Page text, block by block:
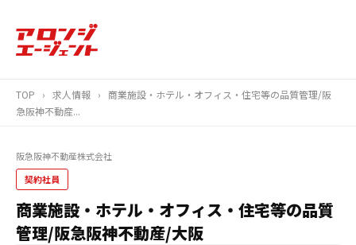
TOP › 求人情報 ›
商業施設・ホテル・オフィス・住宅等の品質管理/阪
急阪神不動産...
阪急阪神不動産株式会社
契約社員
商業施設・ホテル・オフィス・住宅等の品質
管理/阪急阪神不動産/大阪